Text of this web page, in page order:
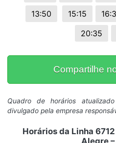
13:50
15:15
20:35
Compartilhe
Quadro de horários
divulgado pela empresa
Horários da Linha